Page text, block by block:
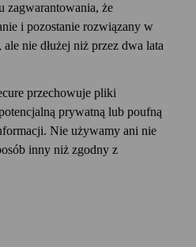
z naszymi partnerami
sklepami
reklamują i
usługi, administrują nimi oraz
Takie firmy mają dostęp
które są niezbędne do
zadań, takich jak
pomocy związanej z
rozwiązywanie
czy fakturowanie.
zagwarantowania, że
i pozostanie rozwiązany w
ale nie dłużej niż przez dwa lata
przechowuje pliki
prywatną lub poufną
Nie używamy ani nie
inny niż zgodny z
usług. Zgodnie z